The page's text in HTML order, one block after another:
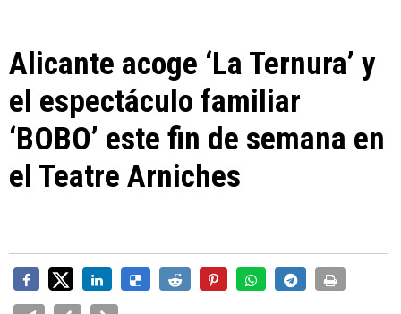
Alicante acoge ‘La Ternura’ y
el espectáculo familiar
‘BOBO’ este fin de semana en
el Teatre Arniches